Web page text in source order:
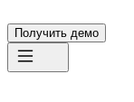
Получить демо